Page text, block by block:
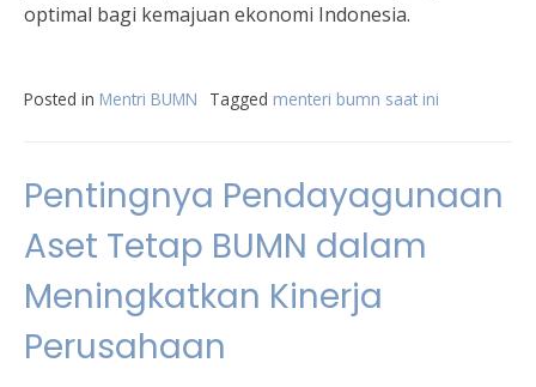
optimal bagi kemajuan ekonomi Indonesia.
Posted in Mentri BUMN Tagged menteri bumn saat ini
Pentingnya Pendayagunaan
Aset Tetap BUMN dalam
Meningkatkan Kinerja
Perusahaan